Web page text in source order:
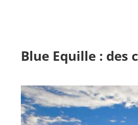
Blue Equille : des